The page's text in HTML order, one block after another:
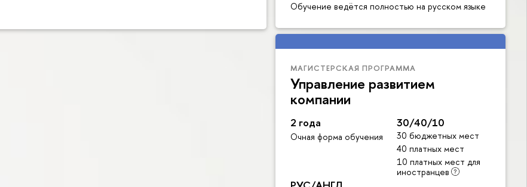
Обучение ведётся полностью на русском языке
МАГИСТЕРСКАЯ ПРОГРАММА
Управление развитием
компании
2 года
Очная форма обучения
30/40/10
30 бюджетных мест
40 платных мест
10 платных мест для
иностранцев